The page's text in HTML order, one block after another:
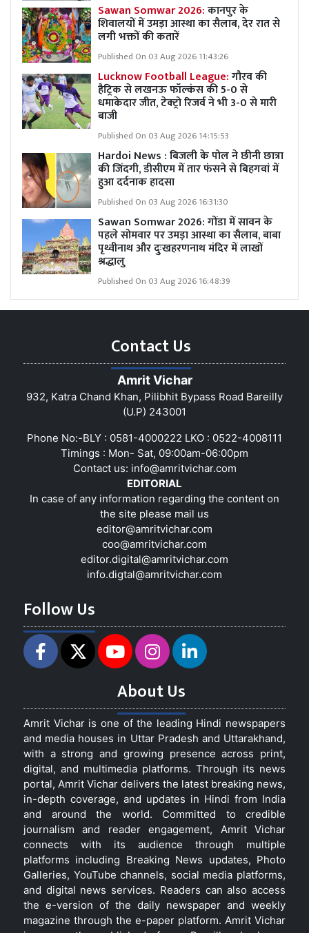
Sawan Somwar 2026:कानपुर के
शिवालयों में उमड़ा आस्था का सैलाब, देर रात से
लगी भक्तों की कतारें
Published On 03 Aug 2026 11:43:26
Lucknow Football League:गौरव की
हैट्रिक से लखनऊ फॉल्कंस की 5-0 से
धमाकेदार जीत, टेक्ट्रो रिजर्व ने भी 3-0 से मारी
बाजी
Published On 03 Aug 2026 14:15:53
Hardoi News : बिजली के पोल ने छीनी छात्रा
की जिंदगी, डीसीएम में तार फंसने से बिहगवां में
हुआ दर्दनाक हादसा
Published On 03 Aug 2026 16:31:30
Sawan Somwar 2026: गोंडा में सावन के
पहले सोमवार पर उमड़ा आस्था का सैलाब, बाबा
पृथ्वीनाथ और दुःखहरणनाथ मंदिर में लाखों
श्रद्धालु
Published On 03 Aug 2026 16:48:39
Contact Us
Amrit Vichar
932, Katra Chand Khan, Pilibhit Bypass Road Bareilly
(U.P) 243001
Phone No:-BLY : 0581-4000222 LKO : 0522-4008111
Timings : Mon- Sat, 09:00am-06:00pm
Contact us: info@amritvichar.com
EDITORIAL
In case of any information regarding the content on
the site please mail us
editor@amritvichar.com
coo@amritvichar.com
editor.digital@amritvichar.com
info.digtal@amritvichar.com
Follow Us
About Us
Amrit Vichar is one of the leading Hindi newspapers
and media houses in Uttar Pradesh and Uttarakhand,
with a strong and growing presence across print,
digital, and multimedia platforms. Through its news
portal, Amrit Vichar delivers the latest breaking news,
in-depth coverage, and updates in Hindi from India
and around the world. Committed to credible
journalism and reader engagement, Amrit Vichar
connects with its audience through multiple
platforms including Breaking News updates, Photo
Galleries, YouTube channels, social media platforms,
and digital news services. Readers can also access
the e-version of the daily newspaper and weekly
magazine through the e-paper platform. Amrit Vichar